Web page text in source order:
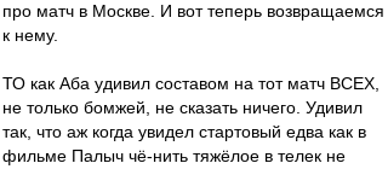
про матч в Москве. И вот теперь возвращаемся
к нему.
ТО как Аба удивил составом на тот матч ВСЕХ,
не только бомжей, не сказать ничего. Удивил
так, что аж когда увидел стартовый едва как в
фильме Палыч чё-нить тяжёлое в телек не